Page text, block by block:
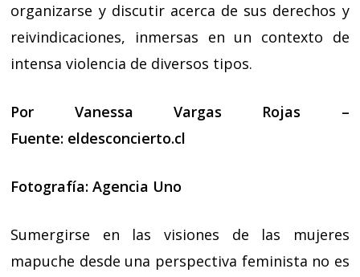
organizarse y discutir acerca de sus derechos y
reivindicaciones, inmersas en un contexto de
intensa violencia de diversos tipos.
Por Vanessa Vargas Rojas –
Fuente: eldesconcierto.cl
Fotografía: Agencia Uno
Sumergirse en las visiones de las mujeres
mapuche desde una perspectiva feminista no es